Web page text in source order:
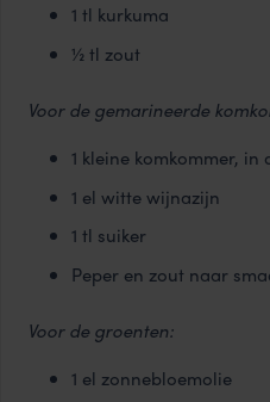
1 tl kurkuma
½ tl zout
Voor de gemarineerde
1 kleine komkommer, in
1 el witte wijnazijn
1 tl suiker
Peper en zout naar
Voor de groenten:
1 el zonnebloemolie